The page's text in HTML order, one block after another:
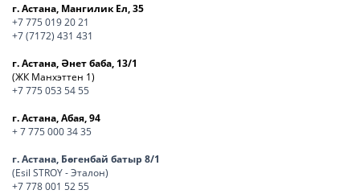
г. Астана, Мангилик Ел, 35
+7 775 019 20 21
+7 (7172) 431 431
г. Астана, Әнет баба, 13/1
(ЖК Манхэттен 1)
+7 775 053 54 55
г. Астана, Абая, 94
+ 7 775 000 34 35
г. Астана, Бөгенбай батыр 8/1
(Esil STROY - Эталон)
+7 778 001 52 55